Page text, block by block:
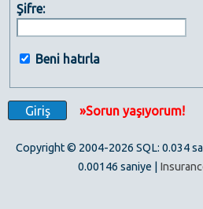
Şifre:
Beni hatırla
»Sorun yaşıyorum!
Copyright © 2004-2026 SQL: 0.034
0.00146 saniye |